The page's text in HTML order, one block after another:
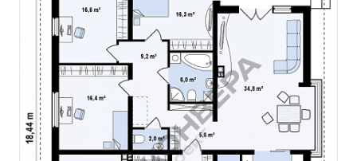
использованием оригинальных
элементов.